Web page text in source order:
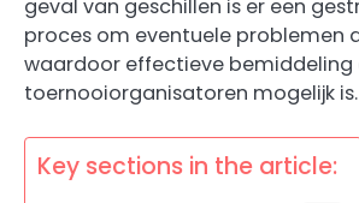
geval van geschillen is er een
proces om eventuele problemen
waardoor effectieve bemiddeling
toernooiorganisatoren mogelijk is.
Key sections in the article: